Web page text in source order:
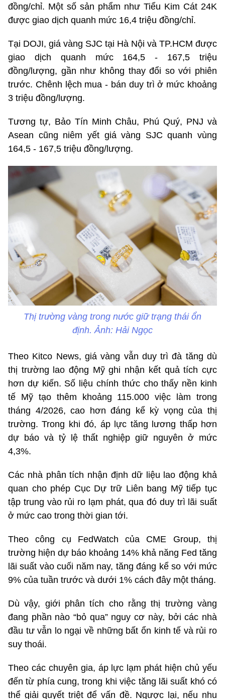
đồng/chỉ. Một số sản phẩm như Tiểu Kim Cát 24K
được giao dịch quanh mức 16,4 triệu đồng/chỉ.
Tại DOJI, giá vàng SJC tại Hà Nội và TP.HCM được
giao dịch quanh mức 164,5 - 167,5 triệu
đồng/lượng, gần như không thay đổi so với phiên
trước. Chênh lệch mua - bán duy trì ở mức khoảng
3 triệu đồng/lượng.
Tương tự, Bảo Tín Minh Châu, Phú Quý, PNJ và
Asean cũng niêm yết giá vàng SJC quanh vùng
164,5 - 167,5 triệu đồng/lượng.
Thị trường vàng trong nước giữ trạng thái ổn
định. Ảnh: Hải Ngọc
Theo Kitco News, giá vàng vẫn duy trì đà tăng dù
thị trường lao động Mỹ ghi nhận kết quả tích cực
hơn dự kiến. Số liệu chính thức cho thấy nền kinh
tế Mỹ tạo thêm khoảng 115.000 việc làm trong
tháng 4/2026, cao hơn đáng kể kỳ vọng của thị
trường. Trong khi đó, áp lực tăng lương thấp hơn
dự báo và tỷ lệ thất nghiệp giữ nguyên ở mức
4,3%.
Các nhà phân tích nhận định dữ liệu lao động khả
quan cho phép Cục Dự trữ Liên bang Mỹ tiếp tục
tập trung vào rủi ro lạm phát, qua đó duy trì lãi suất
ở mức cao trong thời gian tới.
Theo công cụ FedWatch của CME Group, thị
trường hiện dự báo khoảng 14% khả năng Fed tăng
lãi suất vào cuối năm nay, tăng đáng kể so với mức
9% của tuần trước và dưới 1% cách đây một tháng.
Dù vậy, giới phân tích cho rằng thị trường vàng
đang phần nào “bỏ qua” nguy cơ này, bởi các nhà
đầu tư vẫn lo ngại về những bất ổn kinh tế và rủi ro
suy thoái.
Theo các chuyên gia, áp lực lạm phát hiện chủ yếu
đến từ phía cung, trong khi việc tăng lãi suất khó có
thể giải quyết triệt để vấn đề. Ngược lại, nếu nhu